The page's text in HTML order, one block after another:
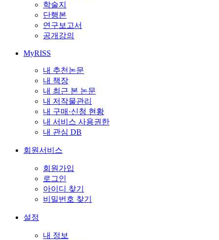
학술지
단행본
연구보고서
공개강의
MyRISS
내 추천논문
내 책장
내 최근 본 논문
내 저작물관리
내 구매·신청 현황
내 서비스 사용권한
내 관심 DB
회원서비스
회원가입
로그인
아이디 찾기
비밀번호 찾기
설정
내 정보